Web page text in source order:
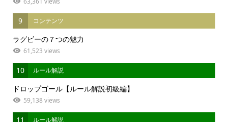
9 コンテンツ
ラグビーの７つの魅力
61,523 views
10 ルール解説
ドロップゴール【ルール解説初級編】
59,138 views
11 ルール解説